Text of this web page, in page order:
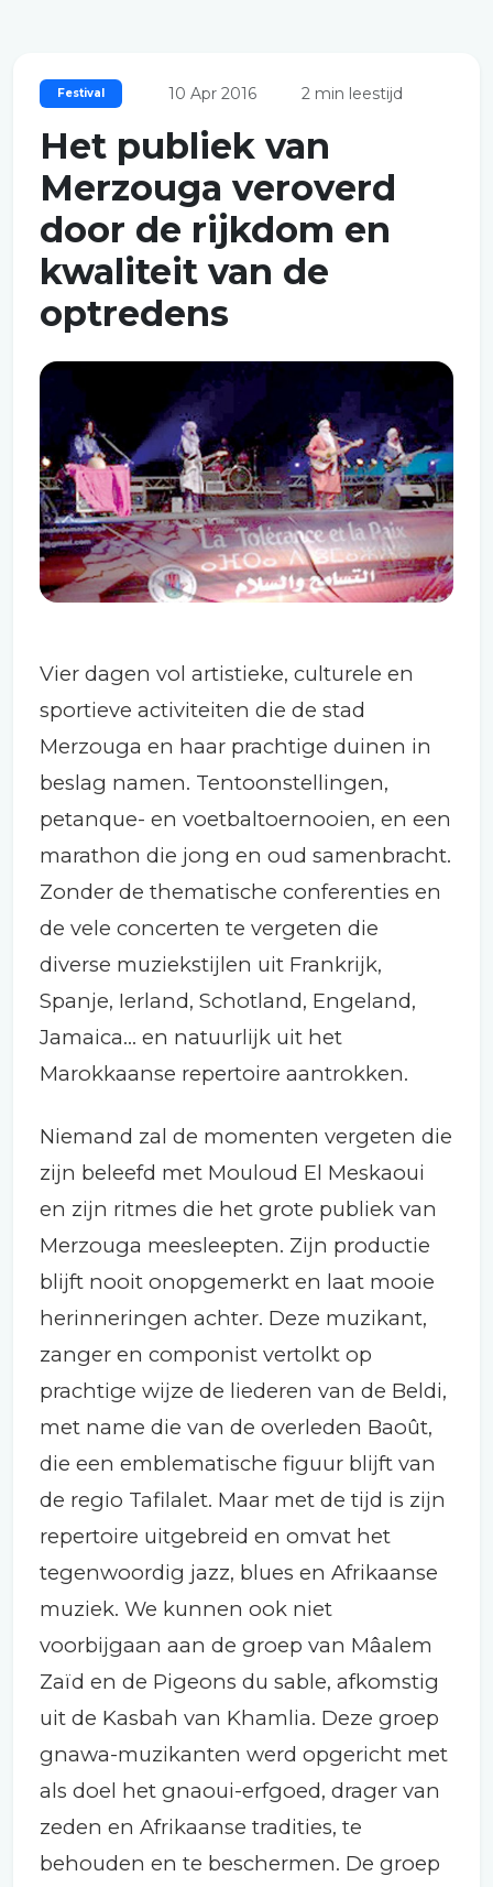
Festival 10 Apr 2016 2 min leestijd
Het publiek van
Merzouga veroverd
door de rijkdom en
kwaliteit van de
optredens
Vier dagen vol artistieke, culturele en
sportieve activiteiten die de stad
Merzouga en haar prachtige duinen in
beslag namen. Tentoonstellingen,
petanque- en voetbaltoernooien, en een
marathon die jong en oud samenbracht.
Zonder de thematische conferenties en
de vele concerten te vergeten die
diverse muziekstijlen uit Frankrijk,
Spanje, Ierland, Schotland, Engeland,
Jamaica... en natuurlijk uit het
Marokkaanse repertoire aantrokken.
Niemand zal de momenten vergeten die
zijn beleefd met Mouloud El Meskaoui
en zijn ritmes die het grote publiek van
Merzouga meesleepten. Zijn productie
blijft nooit onopgemerkt en laat mooie
herinneringen achter. Deze muzikant,
zanger en componist vertolkt op
prachtige wijze de liederen van de Beldi,
met name die van de overleden Baoût,
die een emblematische figuur blijft van
de regio Tafilalet. Maar met de tijd is zijn
repertoire uitgebreid en omvat het
tegenwoordig jazz, blues en Afrikaanse
muziek. We kunnen ook niet
voorbijgaan aan de groep van Mâalem
Zaïd en de Pigeons du sable, afkomstig
uit de Kasbah van Khamlia. Deze groep
gnawa-muzikanten werd opgericht met
als doel het gnaoui-erfgoed, drager van
zeden en Afrikaanse tradities, te
behouden en te beschermen. De groep